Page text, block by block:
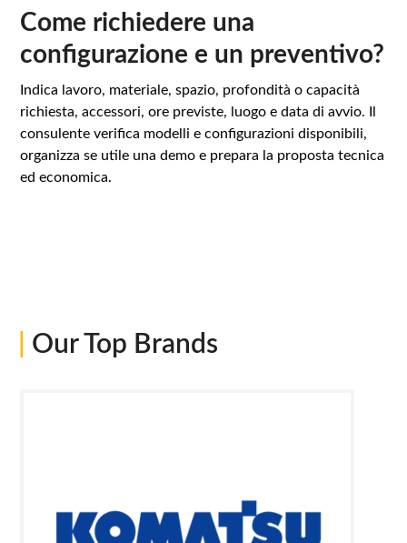
Come richiedere una
configurazione e un preventivo?
Indica lavoro, materiale, spazio, profondità o capacità
richiesta, accessori, ore previste, luogo e data di avvio. Il
consulente verifica modelli e configurazioni disponibili,
organizza se utile una demo e prepara la proposta tecnica
ed economica.
Our Top Brands